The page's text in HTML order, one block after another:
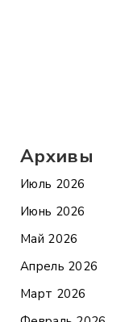
Архивы
Июль 2026
Июнь 2026
Май 2026
Апрель 2026
Март 2026